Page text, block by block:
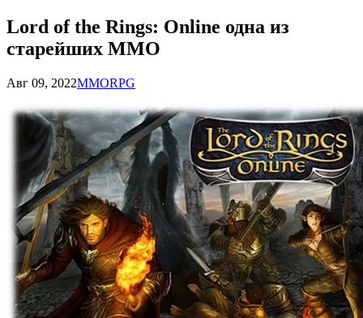
Lord of the Rings: Online одна из
старейших MMO
Авг 09, 2022MMORPG